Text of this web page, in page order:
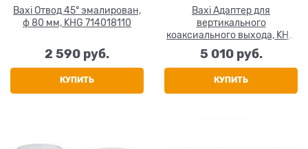
Baxi Отвод 45° эмалирован,
ф 80 мм, KHG 714018110
2 590 руб.
КУПИТЬ
Baxi Адаптер для
вертикального
коаксиального выхода, KHG
714101910
5 010 руб.
КУПИТЬ